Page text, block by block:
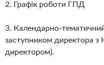
2. Графік роботи ГПД
3. Календарно-
заступником директора з
директором).